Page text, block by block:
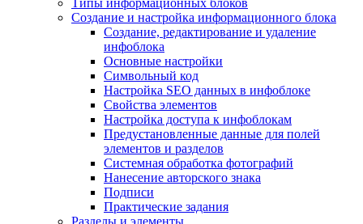
Типы информационных блоков
Создание и настройка информационного блока
Создание, редактирование и удаление
инфоблока
Основные настройки
Символьный код
Настройка SEO данных в инфоблоке
Свойства элементов
Настройка доступа к инфоблокам
Предустановленные данные для полей
элементов и разделов
Системная обработка фотографий
Нанесение авторского знака
Подписи
Практические задания
Разделы и элементы